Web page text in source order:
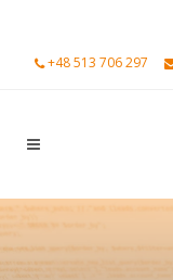
+48 513 706 297